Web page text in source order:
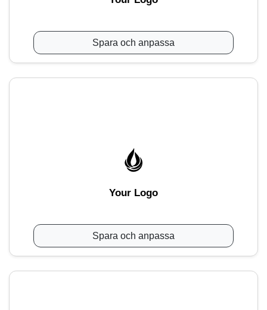
Spara och anpassa
Your Logo
Spara och anpassa